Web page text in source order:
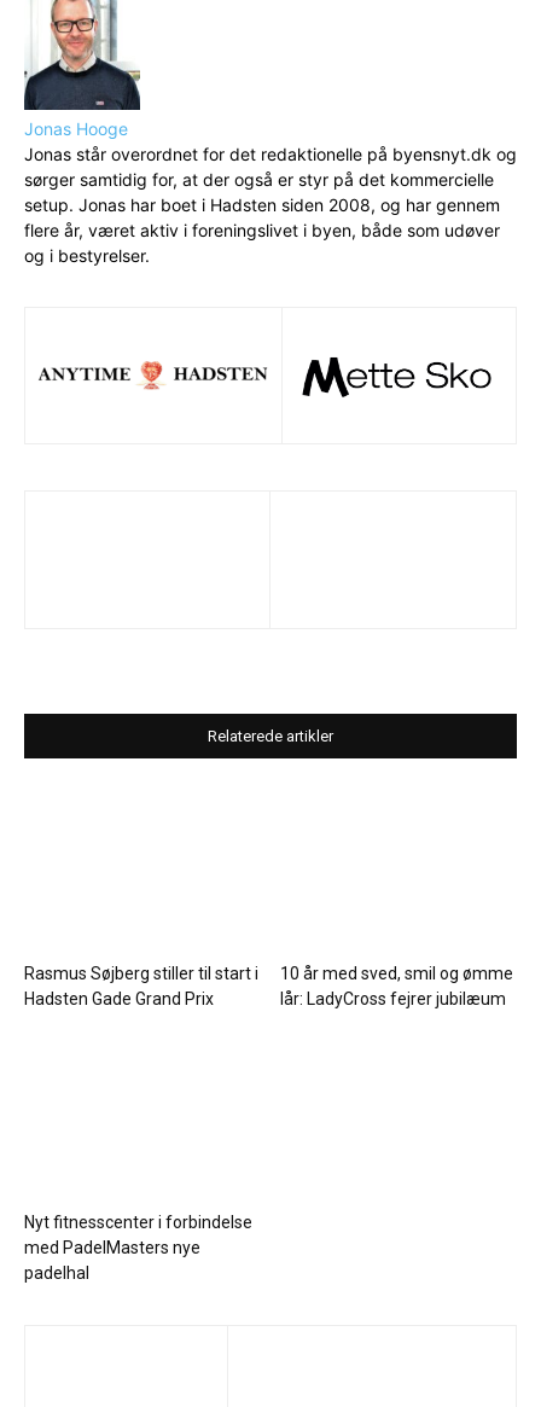
Jonas Hooge
Jonas står overordnet for det redaktionelle på byensnyt.dk og
sørger samtidig for, at der også er styr på det kommercielle
setup. Jonas har boet i Hadsten siden 2008, og har gennem
flere år, været aktiv i foreningslivet i byen, både som udøver
og i bestyrelser.
Relaterede artikler
Rasmus Søjberg stiller til start i
Hadsten Gade Grand Prix
10 år med sved, smil og ømme
lår: LadyCross fejrer jubilæum
Nyt fitnesscenter i forbindelse
med PadelMasters nye
padelhal